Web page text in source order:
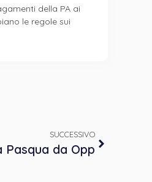
della PA ai
le regole sui
SUCCESSIVO
Pasqua da Opp